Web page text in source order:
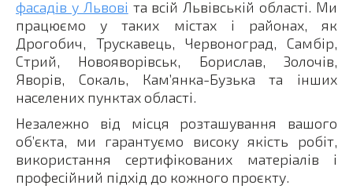
фасадів у Львові та всій Львівській області. Ми
працюємо у таких містах і районах, як
Дрогобич, Трускавець, Червоноград, Самбір,
Стрий, Новояворівськ, Борислав, Золочів,
Яворів, Сокаль, Кам’янка-Бузька та інших
населених пунктах області.
Незалежно від місця розташування вашого
об’єкта, ми гарантуємо високу якість робіт,
використання сертифікованих матеріалів і
професійний підхід до кожного проєкту.